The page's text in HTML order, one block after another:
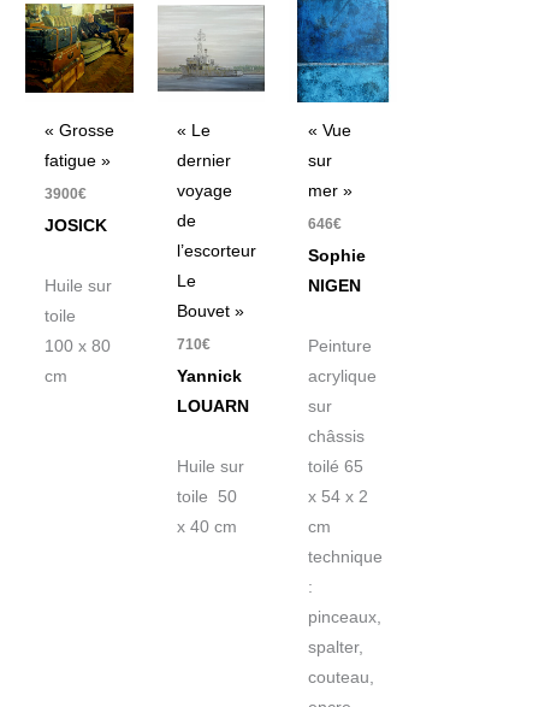
« Grosse
fatigue »
3900€
JOSICK
Huile sur
toile
100 x 80
cm
« Le
dernier
voyage
de
l’escorteur
Le
Bouvet »
710€
Yannick
LOUARN
Huile sur
toile 50
x 40 cm
« Vue
sur
mer »
646€
Sophie
NIGEN
Peinture
acrylique
sur
châssis
toilé 65
x 54 x 2
cm
technique
:
pinceaux,
spalter,
couteau,